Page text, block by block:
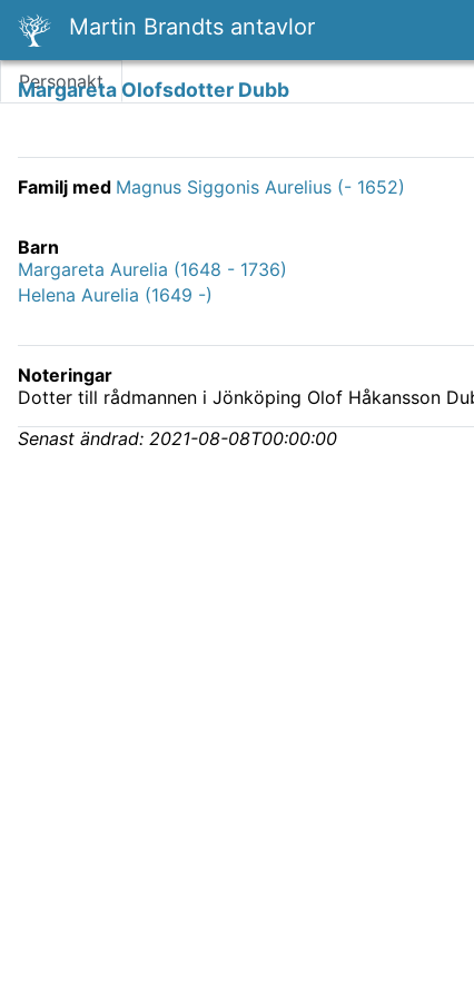
Martin Brandts antavlor
Personakt
Margareta Olofsdotter Dubb
Familj med Magnus Siggonis Aurelius (- 1652)
Barn
Margareta Aurelia (1648 - 1736)
Helena Aurelia (1649 -)
Noteringar
Dotter till rådmannen i Jönköping Olof Håkansson
Senast ändrad: 2021-08-08T00:00:00